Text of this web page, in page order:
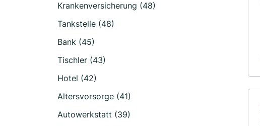
Krankenversicherung (48)
Tankstelle (48)
Bank (45)
Tischler (43)
Hotel (42)
Altersvorsorge (41)
Autowerkstatt (39)